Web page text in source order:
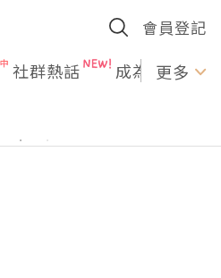
會員登記
社群熱話 成為U更多